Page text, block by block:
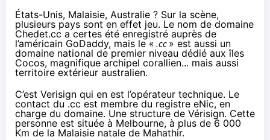
États-Unis, Malaisie, Australie ? Sur la scène,
plusieurs pays sont en effet jeu. Le nom de domaine
Chedet.cc a certes été enregistré auprès de
l’américain GoDaddy, mais le « .cc » est aussi un
domaine national de premier niveau dédié aux îles
Cocos, magnifique archipel corallien... mais aussi
territoire extérieur australien.
C’est Verisign qui en est l’opérateur technique. Le
contact du .cc est membre du registre eNic, en
charge du domaine. Une structure de Vérisign. Cette
personne est située à Melbourne, à plus de 6 000
Km de la Malaisie natale de Mahathir.